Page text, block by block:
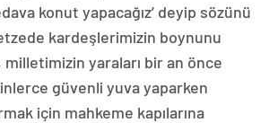
konut yapacağız’ deyip sözünü
kardeşlerimizin boynunu
yaraları bir an önce
güvenli yuva yaparken
için mahkeme kapılarına